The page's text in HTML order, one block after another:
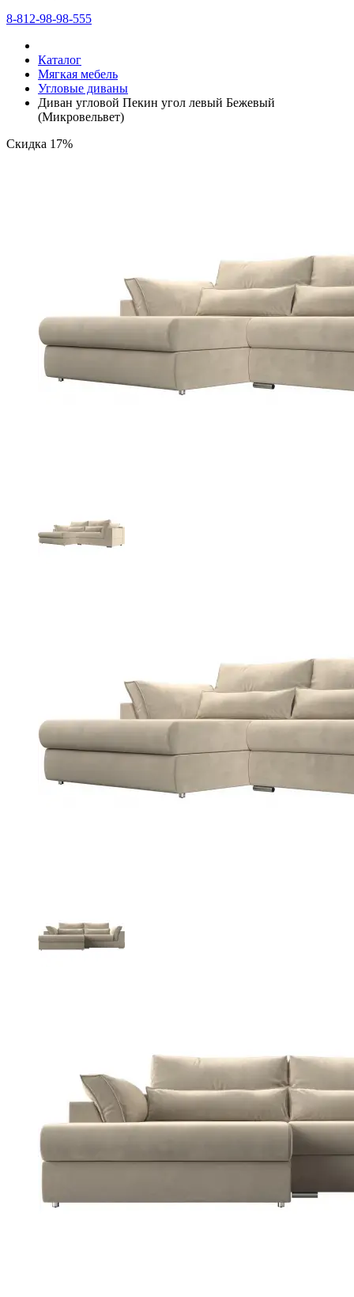
8-812-98-98-555
Каталог
Мягкая мебель
Угловые диваны
Диван угловой Пекин угол левый Бежевый
(Микровельвет)
Скидка 17%